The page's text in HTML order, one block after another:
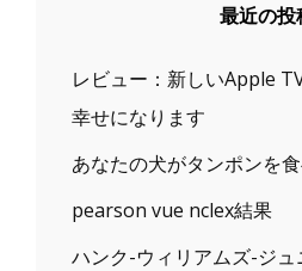
最近の投
レビュー：新しいApple
幸せになります
あなたの犬がタンポンを
pearson vue nclex結果
ハンク-ウィリアムズ-ジ